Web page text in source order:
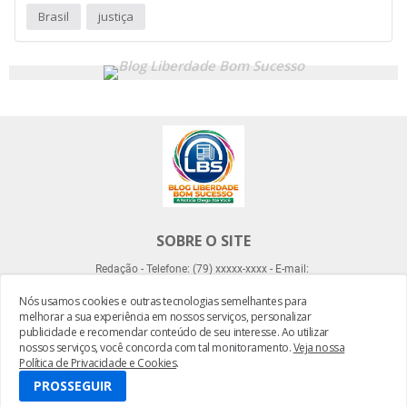
Brasil justiça
SOBRE O SITE
Redação - Telefone: (79) xxxxx-xxxx - E-mail:
Desenvolvido por -
Nós usamos cookies e outras tecnologias semelhantes para
melhorar a sua experiência em nossos serviços, personalizar
publicidade e recomendar conteúdo de seu interesse. Ao utilizar
nossos serviços, você concorda com tal monitoramento.Veja nossa
Política de Privacidade e Cookies.
PROSSEGUIR